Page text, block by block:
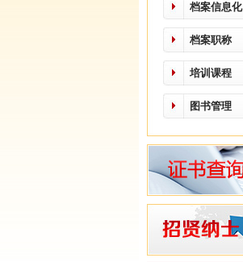
档案信息化
档案职称
培训课程
图书管理